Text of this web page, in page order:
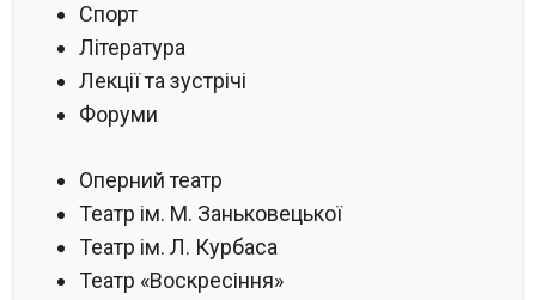
Спорт
Література
Лекції та зустрічі
Форуми
Оперний театр
Театр ім. М. Заньковецької
Театр ім. Л. Курбаса
Театр «Воскресіння»